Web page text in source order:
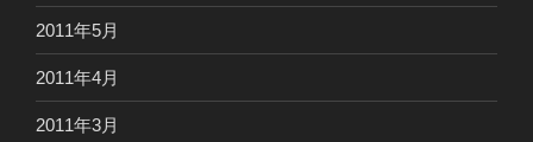
2011年5月
2011年4月
2011年3月